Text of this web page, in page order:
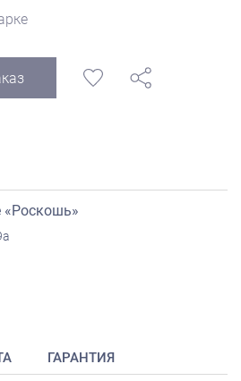
«Роскошь»
ГАРАНТИЯ